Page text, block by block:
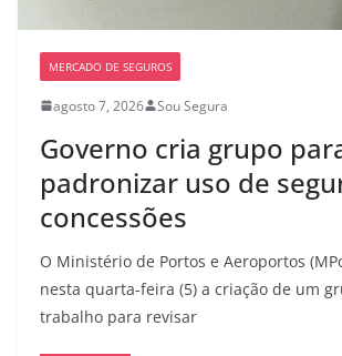
MERCADO DE SEGUROS
agosto 7, 2026 Sou Segura
Governo cria grupo
padronizar uso de
concessões
O Ministério de Portos e Aeroportos
nesta quarta-feira (5) a criação de um
trabalho para revisar